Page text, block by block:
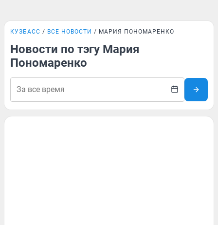
КУЗБАСС ВСЕ НОВОСТИ МАРИЯ ПОНОМАРЕНКО
Новости по тэгу Мария
Пономаренко